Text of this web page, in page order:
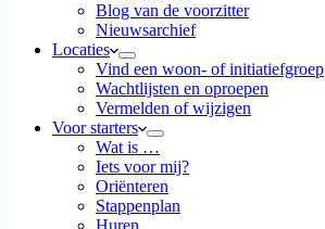
Blog van de voorzitter
Nieuwsarchief
Locaties
Vind een woon- of initiatiefgroep
Wachtlijsten en oproepen
Vermelden of wijzigen
Voor starters
Wat is …
Iets voor mij?
Oriënteren
Stappenplan
Huren